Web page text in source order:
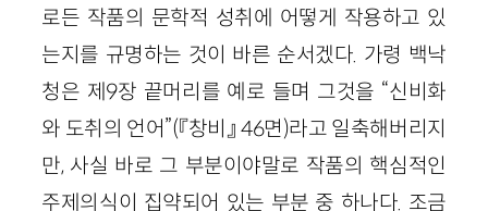
로든 작품의 문학적 성취에 어떻게 작용하고 있
는지를 규명하는 것이 바른 순서겠다. 가령 백낙
청은 제9장 끝머리를 예로 들며 그것을 “신비화
와 도취의 언어”(『창비』 46면)라고 일축해버리지
만, 사실 바로 그 부분이야말로 작품의 핵심적인
주제의식이 집약되어 있는 부분 중 하나다. 조금